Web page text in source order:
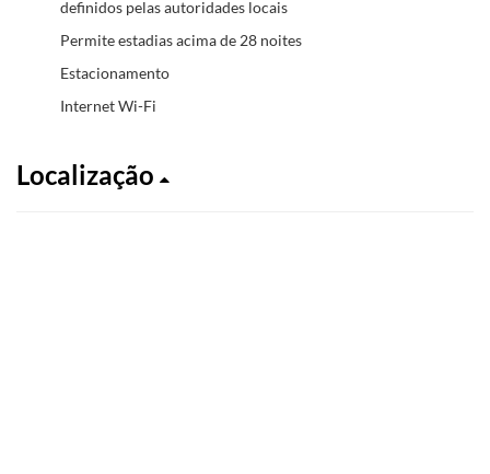
definidos pelas autoridades locais
Permite estadias acima de 28 noites
Estacionamento
Internet Wi-Fi
Localização